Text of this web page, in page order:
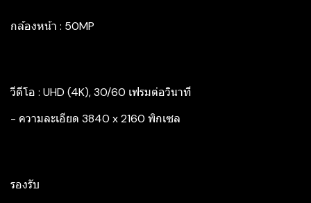
กล้องหน้า : 50MP
วีดีโอ : UHD (4K), 30/60 เฟรมต่อวินาที
- ความละเอียด 3840 x 2160 พิกเซล
รองรับ